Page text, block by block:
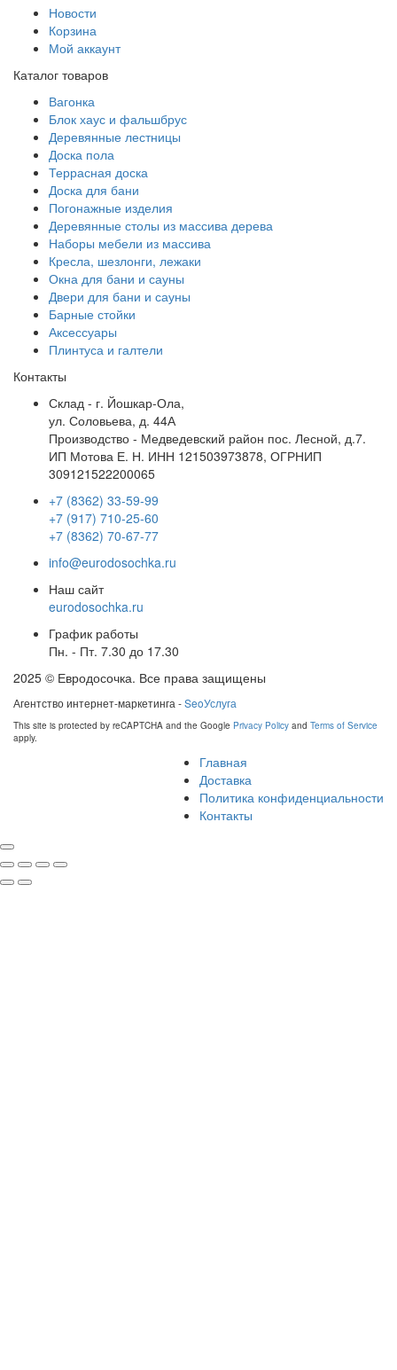
Новости
Корзина
Мой аккаунт
Каталог товаров
Вагонка
Блок хаус и фальшбрус
Деревянные лестницы
Доска пола
Террасная доска
Доска для бани
Погонажные изделия
Деревянные столы из массива дерева
Наборы мебели из массива
Кресла, шезлонги, лежаки
Окна для бани и сауны
Двери для бани и сауны
Барные стойки
Аксессуары
Плинтуса и галтели
Контакты
Склад - г. Йошкар-Ола,
ул. Соловьева, д. 44А
Производство - Медведевский район пос. Лесной, д.7.
ИП Мотова Е. Н. ИНН 121503973878, ОГРНИП
309121522200065
+7 (8362) 33-59-99
+7 (917) 710-25-60
+7 (8362) 70-67-77
info@eurodosochka.ru
Наш сайт
eurodosochka.ru
График работы
Пн. - Пт. 7.30 до 17.30
2025 © Евродосочка. Все права защищены
Агентство интернет-маркетинга -SeoУслуга
This site is protected by reCAPTCHA and the Google Privacy Policy and Terms of Service
apply.
Главная
Доставка
Политика конфиденциальности
Контакты